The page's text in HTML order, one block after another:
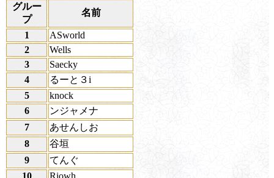
グルー
プ
名前
1
ASworld
2
Wells
3
Saecky
4
るーと３i
5
knock
6
ンジャメナ
7
あせんしお
8
谷垣
9
てんぐ
10
Riowh